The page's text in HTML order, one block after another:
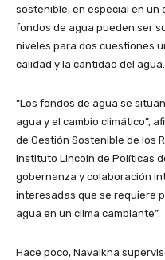
sostenible, en especial en un
fondos de agua pueden ser
niveles para dos cuestiones
calidad y la cantidad del agua.
“Los fondos de agua se
agua y el cambio climático”,
de Gestión Sostenible de los
Instituto Lincoln de Políticas
gobernanza y colaboración
interesadas que se requiere
agua en un clima cambiante”.
Hace poco, Navalkha